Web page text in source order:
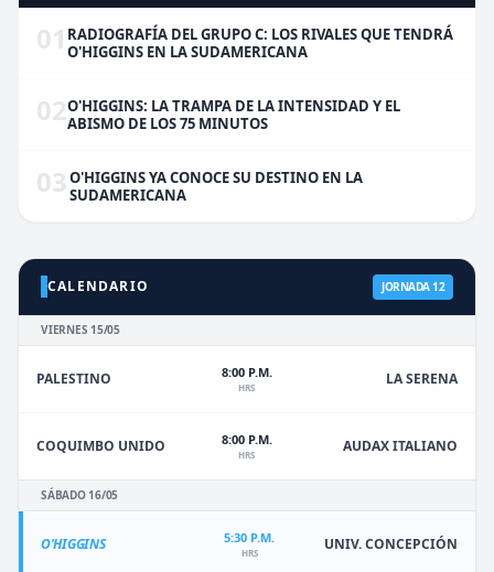
01 RADIOGRAFÍA DEL GRUPO C: LOS RIVALES QUE TENDRÁ
O'HIGGINS EN LA SUDAMERICANA
02O'HIGGINS: LA TRAMPA DE LA INTENSIDAD Y EL
ABISMO DE LOS 75 MINUTOS
03 O'HIGGINS YA CONOCE SU DESTINO EN LA
SUDAMERICANA
CALENDARIO JORNADA 12
VIERNES 15/05
PALESTINO 8:00 P.M.
HRS LA SERENA
COQUIMBO UNIDO 8:00 P.M.
HRS AUDAX ITALIANO
SÁBADO 16/05
O'HIGGINS 5:30 P.M.
HRS UNIV. CONCEPCIÓN